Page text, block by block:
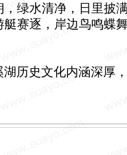
，绿水清净，日里披
艇赛逐，岸边鸟鸣蝶
历史文化内涵深厚